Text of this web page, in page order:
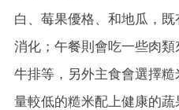
白、莓果優格、和地瓜，
消化；午餐則會吃一些肉類
牛排等，另外主食會選擇
量較低的糙米配上健康的